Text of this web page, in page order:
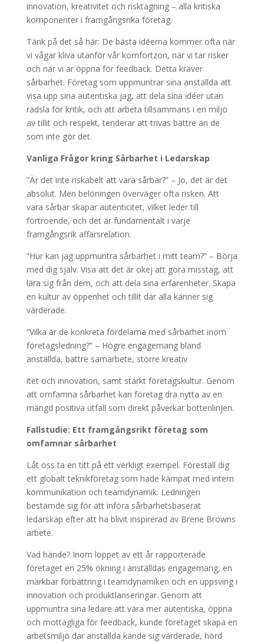
innovation, kreativitet och risktagning – alla kritiska
komponenter i framgångsrika företag.
Tänk på det så här: De bästa idéerna kommer ofta när
vi vågar kliva utanför vår komfortzon, när vi tar risker
och när vi är öppna för feedback. Detta kräver
sårbarhet. Företag som uppmuntrar sina anställda att
visa upp sina autentiska jag, att dela sina idéer utan
rädsla för kritik, och att arbeta tillsammans i en miljö
av tillit och respekt, tenderar att trivas bättre än de
som inte gör det.
Vanliga Frågor kring Sårbarhet i Ledarskap
”Är det inte riskabelt att vara sårbar?” – Jo, det är det
absolut. Men belöningen överväger ofta risken. Att
vara sårbar skapar autenticitet, vilket leder till
förtroende, och det är fundamentalt i varje
framgångsrik affärsrelation.
”Hur kan jag uppmuntra sårbarhet i mitt team?” – Börja
med dig själv. Visa att det är okej att göra misstag, att
lära sig från dem, och att dela sina erfarenheter. Skapa
en kultur av öppenhet och tillit där alla känner sig
värderade.
”Vilka är de konkreta fördelarna med sårbarhet inom
företagsledning?” – Högre engagemang bland
anställda, bättre samarbete, större kreativ
itet och innovation, samt stärkt företagskultur. Genom
att omfamna sårbarhet kan företag dra nytta av en
mängd positiva utfall som direkt påverkar bottenlinjen.
Fallstudie: Ett framgångsrikt företag som
omfamnar sårbarhet
Låt oss ta en titt på ett verkligt exempel. Föreställ dig
ett globalt teknikföretag som hade kämpat med intern
kommunikation och teamdynamik. Ledningen
bestämde sig för att införa sårbarhetsbaserat
ledarskap efter att ha blivit inspirerad av Brene Browns
arbete.
Vad hände? Inom loppet av ett år rapporterade
företaget en 25% ökning i anställdas engagemang, en
märkbar förbättring i teamdynamiken och en uppsving i
innovation och produktlanseringar. Genom att
uppmuntra sina ledare att vara mer autentiska, öppna
och mottagliga för feedback, kunde företaget skapa en
arbetsmiljö där anställda kände sig värderade, hörd